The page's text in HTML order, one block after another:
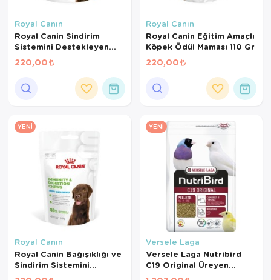
Royal Canın
Royal Canin Sindirim
Sistemini Destekleyen
Tamamlayıcı Yetişkin
Köpek Ödül Maması 160
220,00
Royal Canın
Royal Canin Eğitim Amaçlı
Köpek Ödül Maması 110 Gr
220,00
YENI
Royal Canın
Royal Canin Bağışıklığı ve
Sindirim Sistemini
Destekleyen Tamamlayıcı
YENI
Versele Laga
Versele Laga Nutribird
C19 Original Üreyen
Kanaryalar Ve Finçler İçin